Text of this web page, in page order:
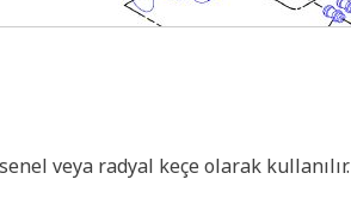
veya radyal keçe olarak kullanılır.